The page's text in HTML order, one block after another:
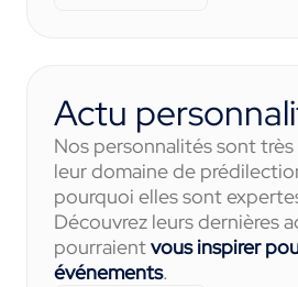
Actu
Nos personnalités sont
leur domaine de
pourquoi elles sont
Découvrez leurs dernières
pourraientvous inspirer
événements.